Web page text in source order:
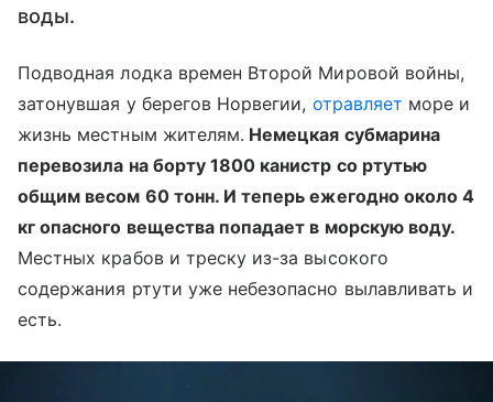
воды.
Подводная лодка времен Второй Мировой войны,
затонувшая у берегов Норвегии, отравляет море и
жизнь местным жителям. Немецкая субмарина
перевозила на борту 1800 канистр со ртутью
общим весом 60 тонн. И теперь ежегодно около 4
кг опасного вещества попадает в морскую воду.
Местных крабов и треску из-за высокого
содержания ртути уже небезопасно вылавливать и
есть.